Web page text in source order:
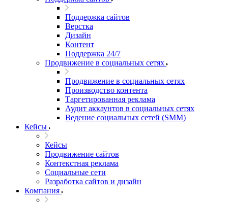
Поддержка сайтов
Верстка
Дизайн
Контент
Поддержка 24/7
Продвижение в социальных сетях
Продвижение в социальных сетях
Производство контента
Таргетированная реклама
Аудит аккаунтов в социальных сетях
Ведение социальных сетей (SMM)
Кейсы
Кейсы
Продвижение сайтов
Контекстная реклама
Социальные сети
Разработка сайтов и дизайн
Компания